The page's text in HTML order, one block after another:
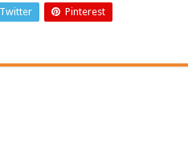
Twitter Pinterest